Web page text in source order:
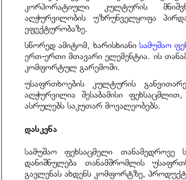
კორპორატიული კულტურის
აღჭურვილობის უზრუნველყოფა
ეფექტურობაზე.
სწორედ ამიტომ, ხარისხიანისამუშაო
ერთ-ერთი მთავარი ელემენტია. ის
კომფორტულ გარემოში.
უსაფრთხოების კულტურის
აღჭურვილია შესაბამისი
ასრულებს საკუთარ მოვალეობებს.
დასკვნა
სამუშაო ფეხსაცმელი თანამედროვე
დანიშნულება თანამშრომლის
გავლენას ახდენს კომფორტზე,